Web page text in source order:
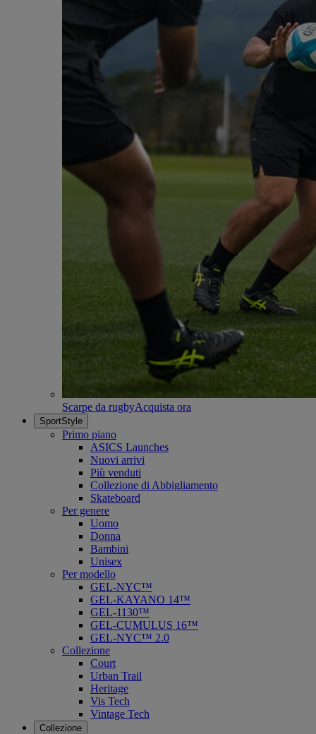
Scarpe da rugbyAcquista ora
SportStyle
Primo piano
ASICS Launches
Nuovi arrivi
Più venduti
Collezione di Abbigliamento
Skateboard
Per genere
Uomo
Donna
Bambini
Unisex
Per modello
GEL-NYC™
GEL-KAYANO 14™
GEL-1130™
GEL-CUMULUS 16™
GEL-NYC™ 2.0
Collezione
Court
Urban Trail
Heritage
Vis Tech
Vintage Tech
Collezione